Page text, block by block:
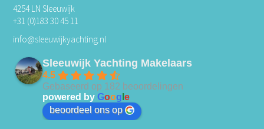
4254 LN Sleeuwijk
+31 (0)183 30 45 11
info@sleeuwijkyachting.nl
Sleeuwijk Yachting Makelaars
4.5
Gebaseerd op 182 beoordelingen
powered byGoog le
beoordeel ons op